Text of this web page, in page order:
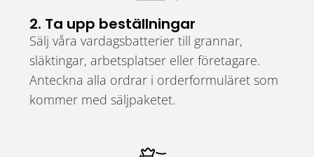
2. Ta upp beställningar
Sälj våra vardagsbatterier till grannar,
släktingar, arbetsplatser eller företagare.
Anteckna alla ordrar i orderformuläret som
kommer med säljpaketet.